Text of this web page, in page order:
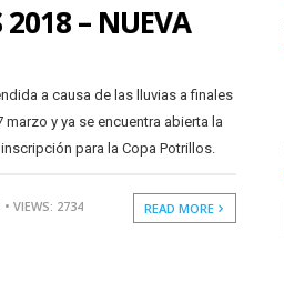
2018 – NUEVA
a causa de las lluvias a finales
y ya se encuentra abierta la
para la Copa Potrillos.
• VIEWS: 2734 READ MORE